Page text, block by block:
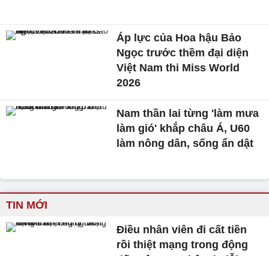
Áp lực của Hoa hậu Bảo
Ngọc trước thềm đại diện
Việt Nam thi Miss World
2026
Nam thần lai từng 'làm mưa
làm gió' khắp châu Á, U60
làm nông dân, sống ẩn dật
TIN MỚI
Điều nhân viên đi cất tiền
rồi thiệt mạng trong động